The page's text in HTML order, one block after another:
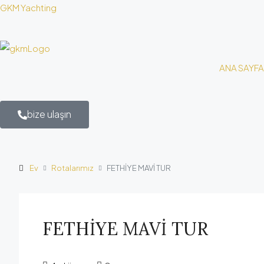
GKM Yachting
ANA SAYFA
bize ulaşın
Ev Rotalarımız FETHİYE MAVİ TUR
FETHİYE MAVİ TUR